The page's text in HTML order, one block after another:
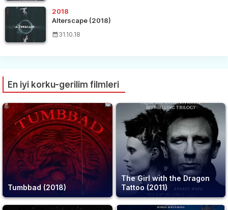
2018
Alterscape (2018)
31.10.18
En iyi korku-gerilim filmleri
Tumbbad (2018)
The Girl with the Dragon
Tattoo (2011)